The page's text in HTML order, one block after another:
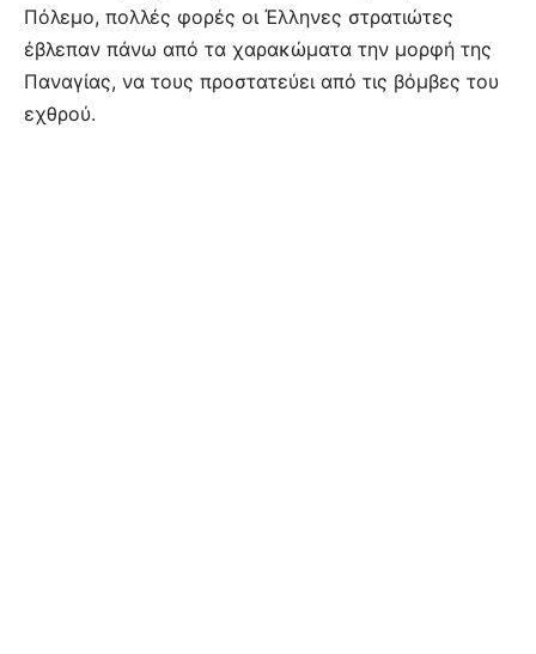
Πόλεμο, πολλές φορές οι Έλληνες στρατιώτες
έβλεπαν πάνω από τα χαρακώματα την μορφή της
Παναγίας, να τους προστατεύει από τις βόμβες του
εχθρού.